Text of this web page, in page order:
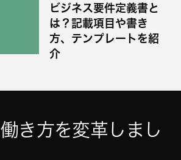
ビジネス要件定義書と
は？記載項目や書き
方、テンプレートを紹
介
き方を変革しまし